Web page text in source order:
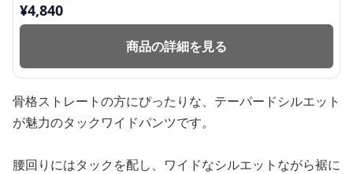
¥4,840
商品の詳細を見る
骨格ストレートの方にぴったりな、テーパードシルエット
が魅力のタックワイドパンツです。
腰回りにはタックを配し、ワイドなシルエットながら裾に